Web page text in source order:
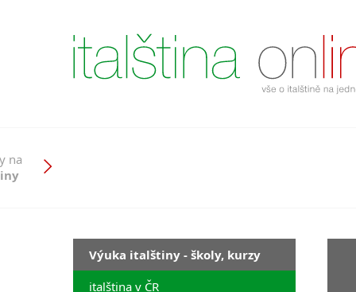
na
Výuka italštiny - školy, kurzy
italština v ČR